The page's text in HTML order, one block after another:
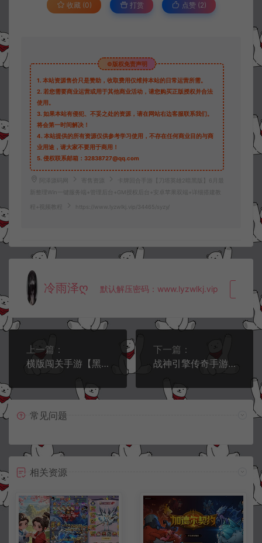
收藏 (0) 打赏 点赞 (2)
©版权免责声明
1. 本站资源售价只是赞助，收取费用仅维持本站的日常运营所需。
2. 若您需要商业运营或用于其他商业活动，请您购买正版授权并合法
使用。
3. 如果本站有侵犯、不妥之处的资源，请在网站右边客服联系我们。
将会第一时间解决！
4. 本站提供的所有资源仅供参考学习使用，不存在任何商业目的与商
业用途，请大家不要用于商用！
5. 侵权联系邮箱：32838727@qq.com
阿泽源码网 寄售资源
卡牌回合手游【刀塔英雄2暗黑版】6月最
新整理Win一键服务端+管理后台+GM授权后台+安卓苹果双端+详细搭建教
程+视频教程 https://www.lyzwlkj.vip/34465/syzy/
冷雨泽ღ 默认解压密码：www.lyzwlkj.vip 复
上一篇：
横版闯关手游【黑暗荣耀阿拉德】6月最新整理Linux手工服务端+前后端全套源码+管理后台+GM授权后台+安卓苹果双端+详细搭建教程+视频教程
下一篇：
战神引擎传奇手游【天花板1.76新嘟嘟传奇免授权版】6月最新整理Win一键服务端+GM授权后台+安卓+详细搭建教程+视频教程
常见问题
相关资源